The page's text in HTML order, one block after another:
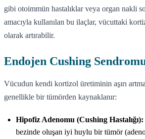
gibi otoimmün hastalıklar veya organ nakli
amacıyla kullanılan bu ilaçlar, vücuttaki
olarak artırabilir.
Endojen Cushing
Vücudun kendi kortizol üretiminin aşırı
genellikle bir tümörden kaynaklanır:
Hipofiz Adenomu (Cushing Hastalığı):
bezinde oluşan iyi huylu bir tümör